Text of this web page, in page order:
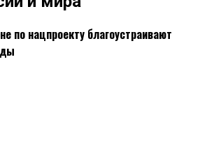
по нацпроекту благоустраивают